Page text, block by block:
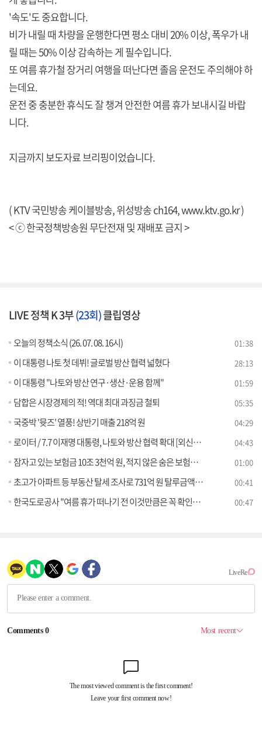
'속도'도 중요합니다.
비가 내릴 때 차량을 운행한다면 평소 대비 20% 이상, 폭우가 내
릴 때는 50% 이상 감속하는 게 필수입니다.
또 여름 휴가철 장거리 여행을 떠난다면 졸음 운전도 주의해야 하
는데요.
운전 중 충분한 휴식도 잘 챙겨 안전한 여름 휴가 보내시길 바랍
니다.
지금까지 보도자료 브리핑이었습니다.
( KTV 국민방송 케이블방송, 위성방송 ch164,www.ktv.go.kr)
< ⓒ 한국정책방송원 무단전재 및 재배포 금지 >
LIVE 정책 K 3부(23회)클립영상
오늘의 정책소식 (26. 07. 08. 16시) 01:38
이 대통령 나토 첫 데뷔! 글로벌 방산 협력 넓혔다 28:13
이 대통령 "나토와 방산 연구·생산·운용 함께" 01:59
담합은 시장경제의 적! 역대 최대 과징금 철퇴 05:35
국중박 '뮷즈' 열풍! 상반기 매출 218억 원 04:29
로이터 / 7.7 이재명 대통령, 나토와 방산 협력 확대 [외신에 비친 한국] 04:43
잠자고 있는 보험금 10조 3천억 원, 적지 않은 숨은 보험금을 보험계약자들께 찾아드립니다. 01:00
초고가 아파트 등 부동산 탈세 조사로 731억 원 탈루금액 드러나 00:41
한국도로공사 "여름 휴가 떠나기 전 이것만큼은 꼭 확인하세요" 00:47